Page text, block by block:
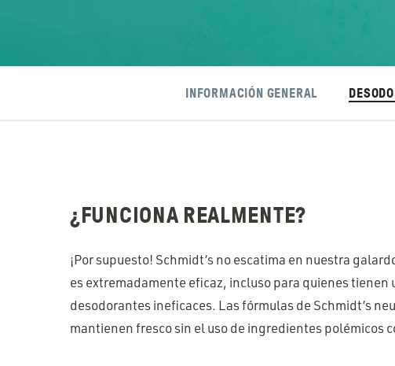
INFORMACIÓN GENERAL
¿FUNCIONA REALMENTE?
¡Por supuesto! Schmidt’s no escatima en nuestra
es extremadamente eficaz, incluso para quienes
desodorantes ineficaces. Las fórmulas de Schmidt’s
mantienen fresco sin el uso de ingredientes polémicos